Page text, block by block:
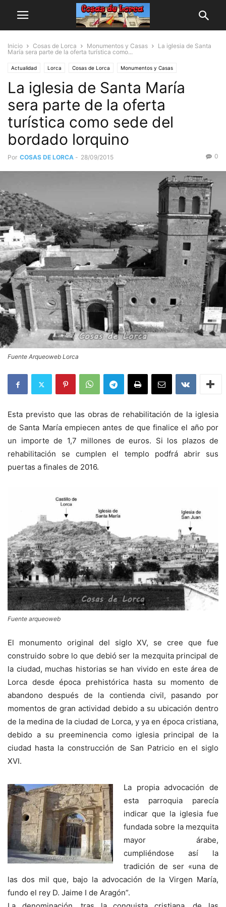
Inicio Cosas de Lorca Monumentos y Casas
La iglesia de Santa
María sera parte de la oferta turística como...
Actualidad Lorca Cosas de Lorca Monumentos y Casas
La iglesia de Santa María
sera parte de la oferta
turística como sede del
bordado lorquino
Por COSAS DE LORCA - 28/09/2015 0
Fuente Arqueoweb Lorca
Esta previsto que las obras de rehabilitación de la iglesia
de Santa María empiecen antes de que finalice el año por
un importe de 1,7 millones de euros. Si los plazos de
rehabilitación se cumplen el templo podfrá abrir sus
puertas a finales de 2016.
Fuente arqueoweb
El monumento original del siglo XV, se cree que fue
construido sobre lo que debió ser la mezquita principal de
la ciudad, muchas historias se han vivido en este área de
Lorca desde época prehistórica hasta su momento de
abandono después de la contienda civil, pasando por
momentos de gran actividad debido a su ubicación dentro
de la medina de la ciudad de Lorca, y ya en época cristiana,
debido a su preeminencia como iglesia principal de la
ciudad hasta la construcción de San Patricio en el siglo
XVI.
La propia advocación de
esta parroquia parecía
indicar que la iglesia fue
fundada sobre la mezquita
mayor árabe,
cumpliéndose así la
tradición de ser «una de
las dos mil que, bajo la advocación de la Virgen María,
fundo el rey D. Jaime I de Aragón”.